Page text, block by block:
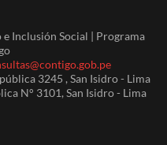
Inclusión Social | Programa
3245 , San Isidro - Lima
N° 3101, San Isidro - Lima